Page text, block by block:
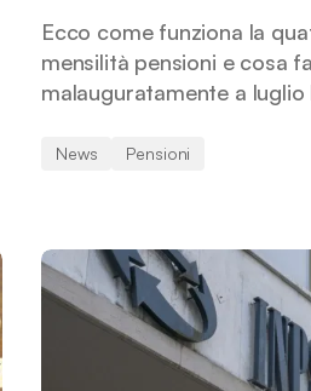
Ecco come funziona la
mensilità pensioni e cosa
malauguratamente a luglio
News Pensioni